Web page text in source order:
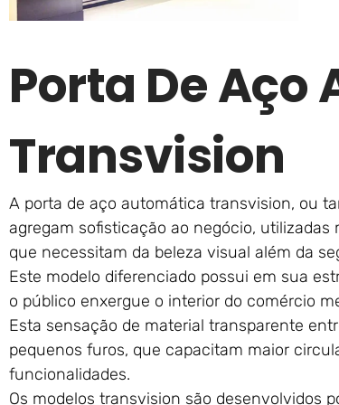
Porta De
Transvision
A porta de aço automática transvision, ou
agregam sofisticação ao negócio,
que necessitam da beleza visual além da
Este modelo diferenciado possui em sua
o público enxergue o interior do comércio
Esta sensação de material transparente
pequenos furos, que capacitam maior
funcionalidades.
Os modelos transvision são desenvolvidos